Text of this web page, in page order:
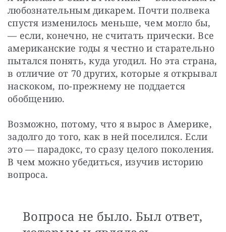
любознательным дикарем. Почти полвека
спустя изменилось меньше, чем могло бы,
— если, конечно, не считать прически. Все
американские годы я честно и старательно
пытался понять, куда угодил. Но эта страна,
в отличие от 70 других, которые я открывал
наскоком, по-прежнему не поддается
обобщению.
Возможно, потому, что я вырос в Америке,
задолго до того, как в ней поселился. Если
это — парадокс, то сразу целого поколения.
В чем можно убедиться, изучив историю
вопроса.
Вопроса не было. Был ответ,